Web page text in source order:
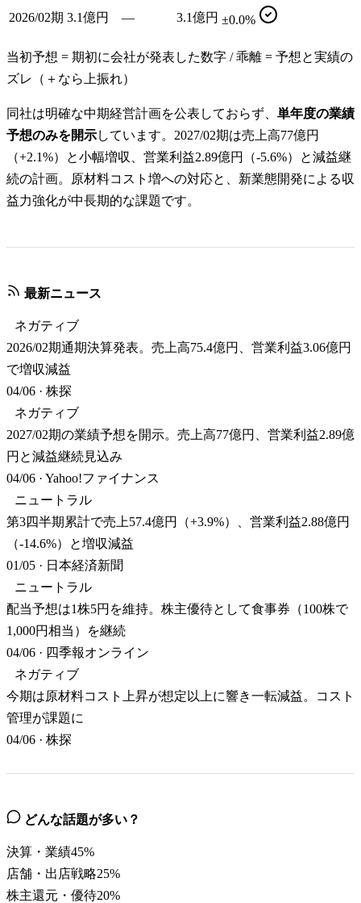
2026/02期 3.1億円 — 3.1億円 ±0.0%
当初予想 = 期初に会社が発表した数字 / 乖離 = 予想と実績の
ズレ（＋なら上振れ）
同社は明確な中期経営計画を公表しておらず、 単年度の業績
予想のみを開示しています。2027/02期は売上高77億円
（+2.1%）と小幅増収、営業利益2.89億円（-5.6%）と減益継
続の計画。原材料コスト増への対応と、新業態開発による収
益力強化が中長期的な課題です。
最新ニュース
ネガティブ
2026/02期通期決算発表。売上高75.4億円、営業利益3.06億円
で増収減益
04/06 · 株探
ネガティブ
2027/02期の業績予想を開示。売上高77億円、営業利益2.89億
円と減益継続見込み
04/06 · Yahoo!ファイナンス
ニュートラル
第3四半期累計で売上57.4億円（+3.9%）、営業利益2.88億円
（-14.6%）と増収減益
01/05 · 日本経済新聞
ニュートラル
配当予想は1株5円を維持。株主優待として食事券（100株で
1,000円相当）を継続
04/06 · 四季報オンライン
ネガティブ
今期は原材料コスト上昇が想定以上に響き一転減益。コスト
管理が課題に
04/06 · 株探
どんな話題が多い？
決算・業績45%
店舗・出店戦略25%
株主還元・優待20%